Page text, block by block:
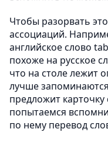
Чтобы разорвать
ассоциаций.
английское слово
похоже на русское
что на столе лежит
лучше
предложит
попытаемся
по нему перевод